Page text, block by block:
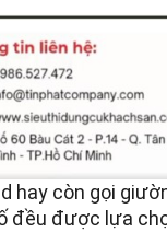
hay còn gọi
đều được lựa